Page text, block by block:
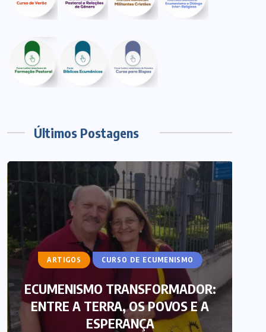
Últimos Postagens
ARTIGOS CURSO DE ECUMENISMO
ECUMENISMO TRANSFORMADOR:
ENTRE A TERRA, OS POVOS E A
ESPERANÇA